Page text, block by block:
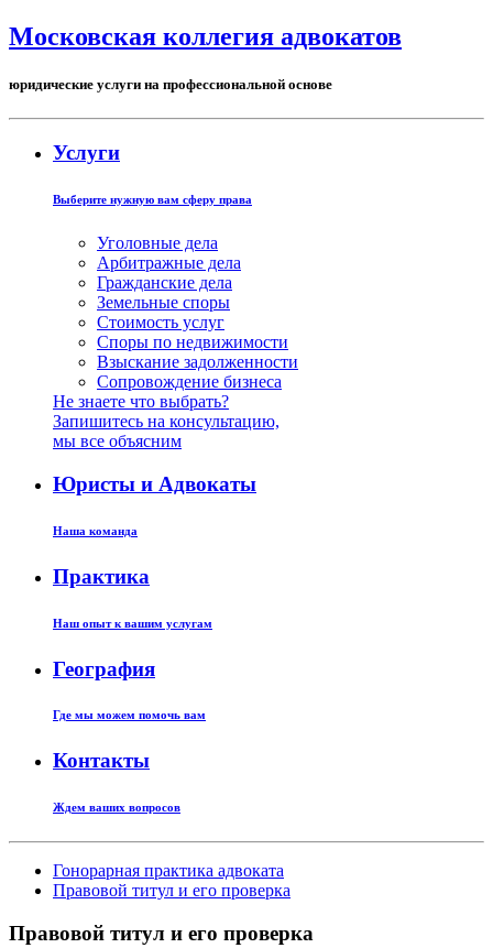
Московская коллегия адвокатов
юридические услуги на профессиональной основе
Услуги
Выберите нужную вам сферу права
Уголовные дела
Арбитражные дела
Гражданские дела
Земельные споры
Стоимость услуг
Споры по недвижимости
Взыскание задолженности
Сопровождение бизнеса
Не знаете что выбрать?
Запишитесь на консультацию,
мы все объясним
Юристы и Адвокаты
Наша команда
Практика
Наш опыт к вашим услугам
География
Где мы можем помочь вам
Контакты
Ждем ваших вопросов
Гонорарная практика адвоката
Правовой титул и его проверка
Правовой титул и его проверка